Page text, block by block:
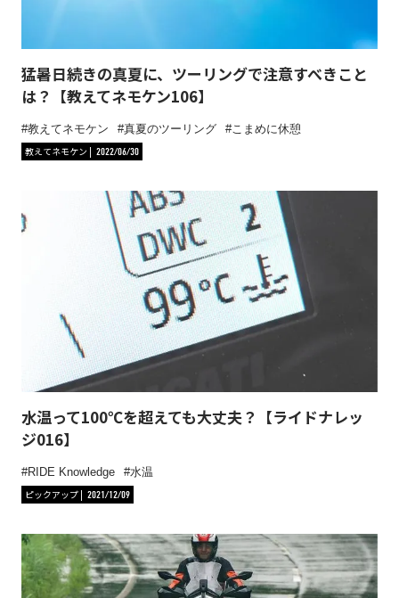
猛暑日続きの真夏に、ツーリングで注意すべきこと
は？【教えてネモケン106】
教えてネモケン 真夏のツーリング
こまめに休憩
教えてネモケン
2022/06/30
水温って100℃を超えても大丈夫？【ライドナレッ
ジ016】
RIDE Knowledge
水温
ピックアップ
2021/12/09